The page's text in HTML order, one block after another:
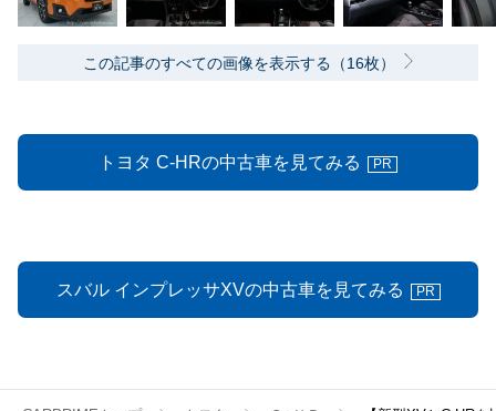
この記事のすべての画像を表示する（16枚）
トヨタ C-HRの中古車を見てみる PR
スバル インプレッサXVの中古車を見てみる PR